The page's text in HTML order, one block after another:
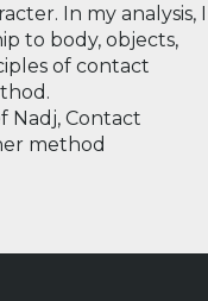
In my analysis, I
to body, objects,
of contact
Nadj, Contact
method